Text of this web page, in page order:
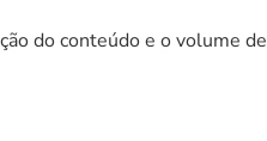
do conteúdo e o volume